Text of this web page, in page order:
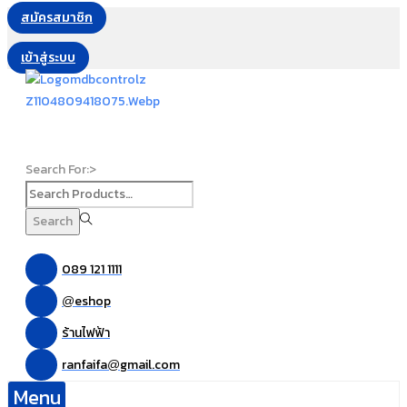
สมัครสมาชิก
เข้าสู่ระบบ
Search For:>
Search
089 121 1111
@eshop
ร้านไฟฟ้า
ranfaifa@gmail.com
Menu